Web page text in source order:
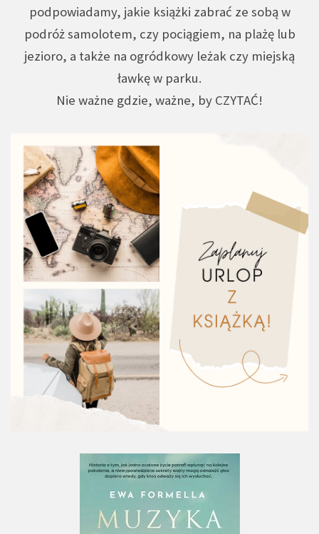
podpowiadamy, jakie książki zabrać ze sobą w
podróż samolotem, czy pociągiem, na plażę lub
jezioro, a także na ogródkowy leżak czy miejską
ławkę w parku.
Nie ważne gdzie, ważne, by CZYTAĆ!